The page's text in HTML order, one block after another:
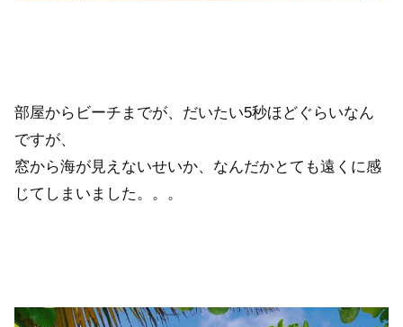
部屋からビーチまでが、だいたい5秒ほどぐらいなん
ですが、
窓から海が見えないせいか、なんだかとても遠くに感
じてしまいました。。。